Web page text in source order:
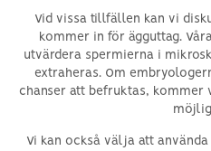
Vid vissa tillfällen kan vi
kommer in för ägguttag.
utvärdera spermierna i
extraheras. Om
chanser att befruktas, kommer
Vi kan också välja att